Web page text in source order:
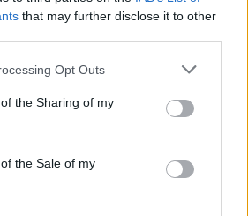
that may further disclose it to other
app uses one or more Google
or usage behaviour. You may click to
to Google and its third-party tags to
specified purposes in below Google
Opt Outs
the Sharing of my
the Sale of my
is pánikolnak a